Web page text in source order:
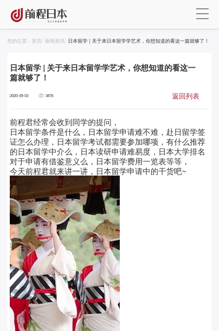
您的位置： 首页/ 新闻资讯/ 日本留学 | 关于来日本留学学艺术，你想知道的看这一篇就够了！
日本留学 | 关于来日本留学学艺术，你想知道的看这一
篇就够了！
2020-09-03 3876 返回列表
前程君经常会收到同学的提问，
日本留学条件是什么，日本留学申请难不难，赴日留学签
证怎么办理，日本留学考试都需要参加哪项，有什么推荐
的日本留学中介么，日本读研申请难易度，日本大学排名
对于申请有借鉴意义么，日本留学费用一览表等等，
今天前程君就来讲一讲，日本留学申请中的干货吧~